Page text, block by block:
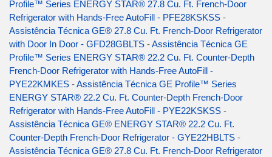
Profile™ Series ENERGY STAR® 27.8 Cu. Ft. French-Door
Refrigerator with Hands-Free AutoFill - PFE28KSKSS -
Assistência Técnica GE® 27.8 Cu. Ft. French-Door Refrigerator
with Door In Door - GFD28GBLTS -Assistência Técnica GE
Profile™ Series ENERGY STAR® 22.2 Cu. Ft. Counter-Depth
French-Door Refrigerator with Hands-Free AutoFill -
PYE22KMKES -Assistência Técnica GE Profile™ Series
ENERGY STAR® 22.2 Cu. Ft. Counter-Depth French-Door
Refrigerator with Hands-Free AutoFill - PYE22KSKSS -
Assistência Técnica GE® ENERGY STAR® 22.2 Cu. Ft.
Counter-Depth French-Door Refrigerator - GYE22HBLTS -
Assistência Técnica GE® 27.8 Cu. Ft. French-Door Refrigerator